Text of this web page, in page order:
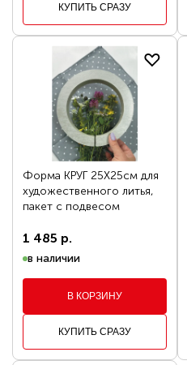
КУПИТЬ СРАЗУ
Форма КРУГ 25Х25см для
художественного литья,
пакет с подвесом
1 485 р.
в наличии
В КОРЗИНУ
КУПИТЬ СРАЗУ